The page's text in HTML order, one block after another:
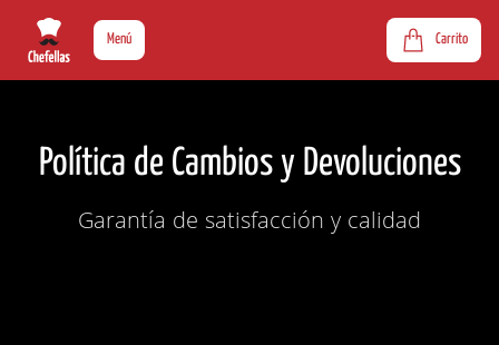
Menú Carrito
Política de Cambios y Devoluciones
Garantía de satisfacción y calidad